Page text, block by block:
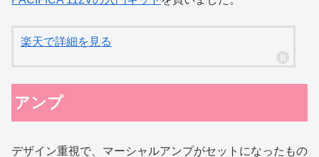
楽天で詳細を見る
アンプ
デザイン重視で、マーシャルアンプがセットになったもの